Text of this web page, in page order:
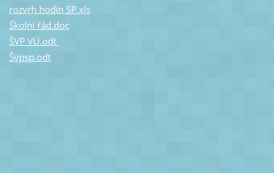
rozvrh hodin SP.xls
Školní řád.doc
ŠVP VÚ.odt
Švpsp.odt